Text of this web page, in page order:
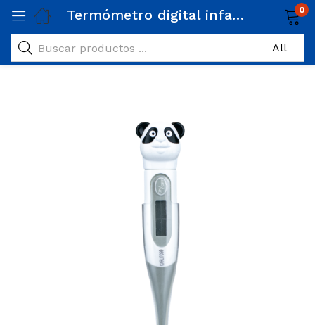
Termómetro digital infantil Panda Carlitos 0